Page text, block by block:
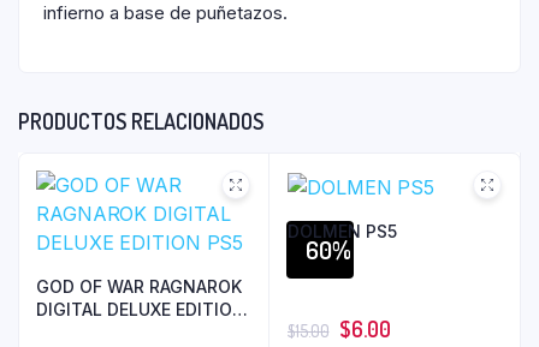
infierno a base de puñetazos.
PRODUCTOS RELACIONADOS
GOD OF WAR RAGNAROK
DIGITAL DELUXE EDITION
60%
DOLMEN PS5
$15.00 $6.00